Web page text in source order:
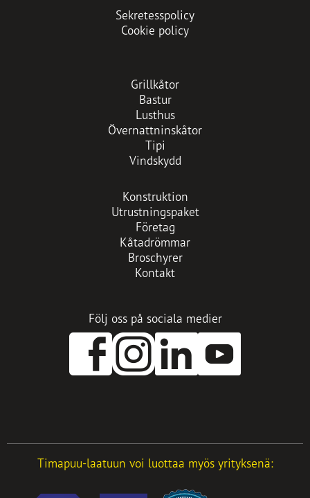
Sekretesspolicy
Cookie policy
Grillkåtor
Bastur
Lusthus
Övernattninskåtor
Tipi
Vindskydd
Konstruktion
Utrustningspaket
Företag
Kåtadrömmar
Broschyrer
Kontakt
Följ oss på sociala medier
Opens
a
new
Opens
in
a
new
Opens
in
new
Timapuu-laatuun voi luottaa myös yrityksenä: